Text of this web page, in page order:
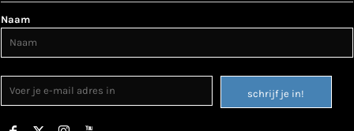
Naam
schrijf je in!